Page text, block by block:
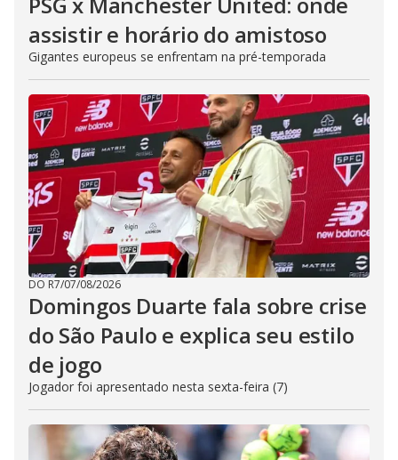
assistir e horário do amistoso
Gigantes europeus se enfrentam na pré-temporada
DO R7/07/08/2026
Domingos Duarte fala sobre crise
do São Paulo e explica seu estilo
de jogo
Jogador foi apresentado nesta sexta-feira (7)